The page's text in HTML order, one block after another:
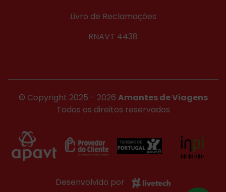
Livro de Reclamações
RNAVT 4438
© Copyright 2025 - 2026 Amantes de Viagens
Todos os direitos reservados
Desenvolvido por